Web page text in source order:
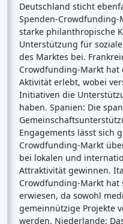
Deutschland sticht
Spenden-Crowdfunding-
starke philanthropische
Unterstützung für
des Marktes bei.
Crowdfunding-Markt
Aktivität erlebt, wobei
Initiativen die
haben. Spanien: Die
Engagements lässt sich
Crowdfunding-Markt
bei lokalen und
Attraktivität gewinnen.
Crowdfunding-Markt hat
erwiesen, da sowohl
gemeinnützige Projekte
werden. Niederlande: